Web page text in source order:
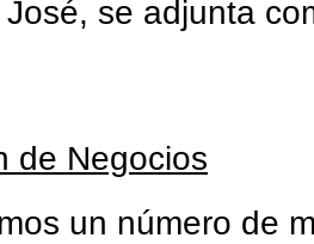
se adjunta
de Negocios
un número de